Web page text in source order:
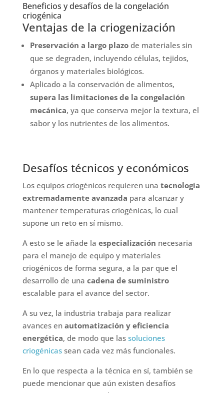
Beneficios y desafíos de la congelación
criogénica
Ventajas de la criogenización
Preservación a largo plazode materiales sin
que se degraden, incluyendo células, tejidos,
órganos y materiales biológicos.
Aplicado a la conservación de alimentos,
supera las limitaciones de la congelación
mecánica, ya que conserva mejor la textura, el
sabor y los nutrientes de los alimentos.
Desafíos técnicos y económicos
Los equipos criogénicos requieren una tecnología
extremadamente avanzada para alcanzar y
mantener temperaturas criogénicas, lo cual
supone un reto en sí mismo.
A esto se le añade la especialización necesaria
para el manejo de equipo y materiales
criogénicos de forma segura, a la par que el
desarrollo de una cadena de suministro
escalable para el avance del sector.
A su vez, la industria trabaja para realizar
avances en automatización y eficiencia
energética, de modo que las soluciones
criogénicassean cada vez más funcionales.
En lo que respecta a la técnica en sí, también se
puede mencionar que aún existen desafíos